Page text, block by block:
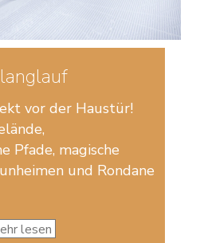
vor der Haustür!
Pfade, magische
und Rondane
lesen